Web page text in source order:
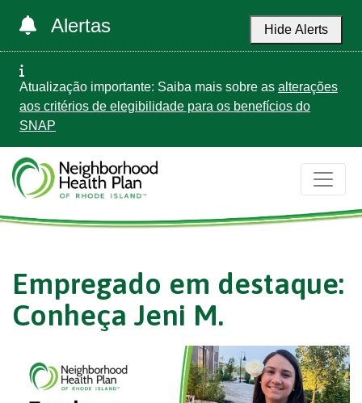
Alertas Hide Alerts
Atualização importante: Saiba mais sobre as alterações
aos critérios de elegibilidade para os benefícios do
SNAP
Empregado em destaque:
Conheça Jeni M.